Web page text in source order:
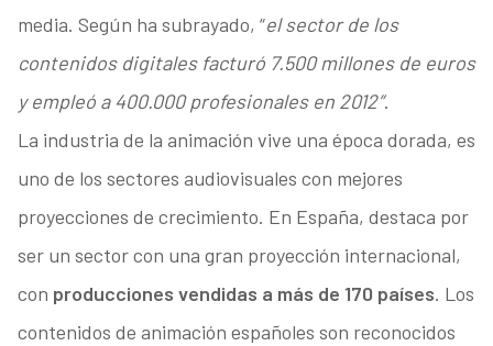
media. Según ha subrayado, “el sector de los
contenidos digitales facturó 7.500 millones de euros
y empleó a 400.000 profesionales en 2012″.
La industria de la animación vive una época dorada, es
uno de los sectores audiovisuales con mejores
proyecciones de crecimiento. En España, destaca por
ser un sector con una gran proyección internacional,
con producciones vendidas a más de 170 países. Los
contenidos de animación españoles son reconocidos